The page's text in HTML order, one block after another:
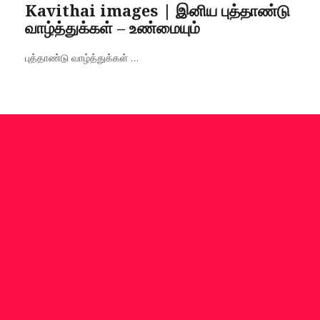
Kavithai images | இனிய புத்தாண்டு
வாழ்த்துக்கள் – உண்மையும்
புத்தாண்டு வாழ்த்துக்கள் ...